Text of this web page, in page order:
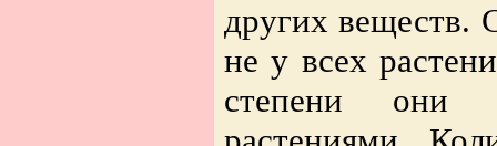
других веществ.
не у всех
степени они